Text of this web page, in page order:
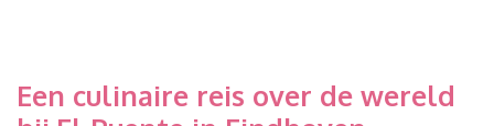
Een culinaire reis over de wereld